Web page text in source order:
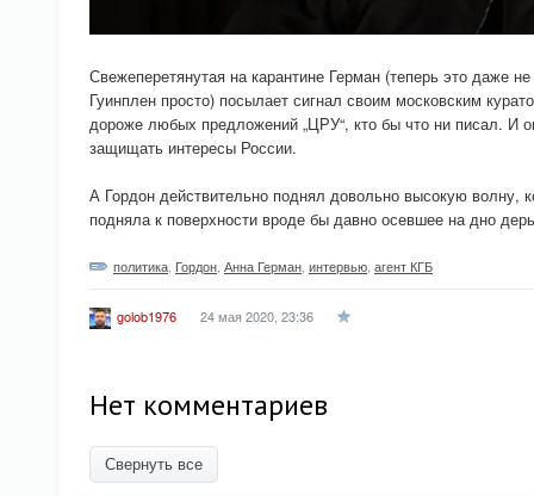
Свежеперетянутая на карантине Герман (теперь это даже
Гуинплен просто) посылает сигнал своим московским
дороже любых предложений „ЦРУ“, кто бы что ни писал. И
защищать интересы России.
А Гордон действительно поднял довольно высокую волну,
подняла к поверхности вроде бы давно осевшее на дно
политика, Гордон, Анна Герман, интервью, агент КГБ
golob1976 24 мая 2020, 23:36
Нет комментариев
Свернуть все